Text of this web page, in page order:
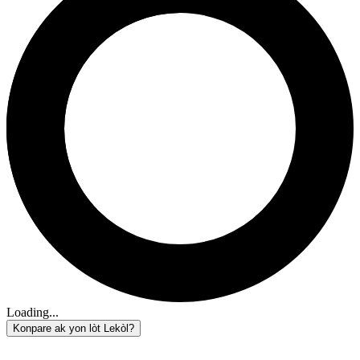
Loading...
Konpare ak yon lòt Lekòl?